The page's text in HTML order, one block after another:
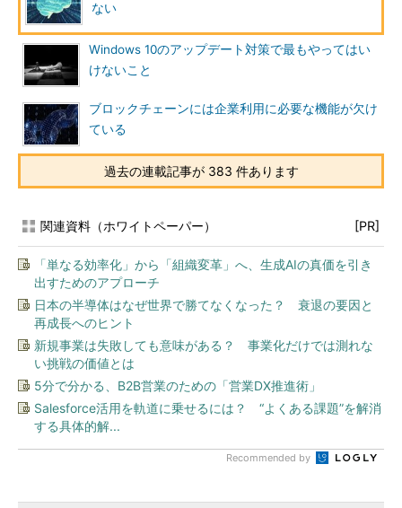
ない
Windows 10のアップデート対策で最もやってはい
けないこと
ブロックチェーンには企業利用に必要な機能が欠け
ている
過去の連載記事が 383 件あります
関連資料（ホワイトペーパー） [PR]
「単なる効率化」から「組織変革」へ、生成AIの真価を引き
出すためのアプローチ
日本の半導体はなぜ世界で勝てなくなった？ 衰退の要因と
再成長へのヒント
新規事業は失敗しても意味がある？ 事業化だけでは測れな
い挑戦の価値とは
5分で分かる、B2B営業のための「営業DX推進術」
Salesforce活用を軌道に乗せるには？ “よくある課題”を解消
する具体的解...
Recommended by